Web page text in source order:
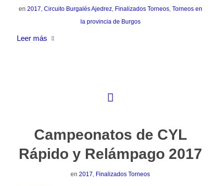
en 2017, Circuito Burgalés Ajedrez, Finalizados Torneos, Torneos en
la provincia de Burgos
Leer más
Campeonatos de CYL
Rápido y Relámpago 2017
en2017, Finalizados Torneos